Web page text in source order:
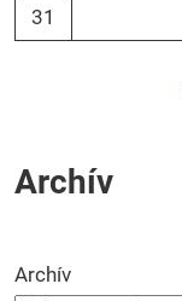
31
Archív
Archív